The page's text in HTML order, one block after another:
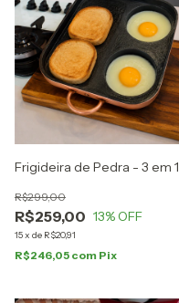
Frigideira de Pedra - 3 em 1
R$259,00
R$299,00
13% OFF
15x de R$20,91
R$246,05 com Pix